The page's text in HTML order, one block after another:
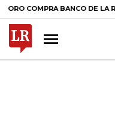
BANCO DE LA